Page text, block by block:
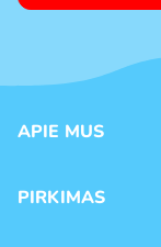
APIE MUS
Kontaktai
PIRKIMAS